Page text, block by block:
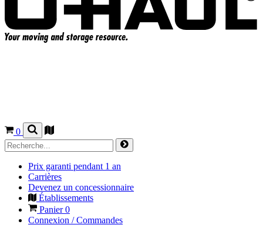
0
Prix garanti pendant 1 an
Carrières
Devenez un concessionnaire
Établissements
Panier0
Connexion / Commandes